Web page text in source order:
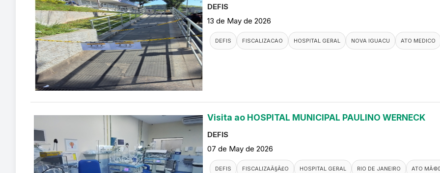
DEFIS
13 de May de 2026
DEFIS FISCALIZACAO HOSPITAL GERAL NOVA IGUACU ATO MEDICO
Visita ao HOSPITAL MUNICIPAL PAULINO WERNECK
DEFIS
07 de May de 2026
DEFIS FISCALIZAÃ§Ã£O HOSPITAL GERAL RIO DE JANEIRO ATO